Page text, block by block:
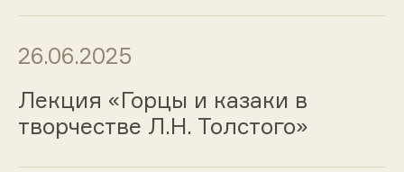
26.06.2025
Лекция «Горцы и казаки в
творчестве Л.Н. Толстого»